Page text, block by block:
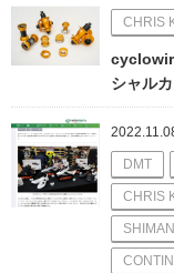
CHRIS
シャル
DMT
CHRIS